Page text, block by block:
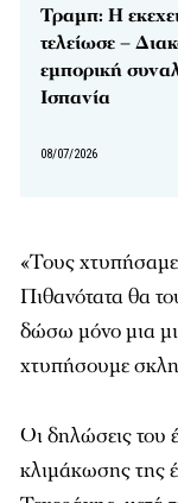
Τραμπ: Η
τελείωσε –
εμπορική
Ισπανία
08/07/2026
«Τους
Πιθανότατα θα
δώσω μόνο μια
χτυπήσουμε
Οι δηλώσεις του
κλιμάκωσης της